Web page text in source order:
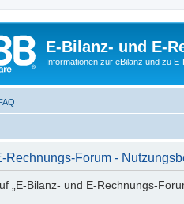
E-Bilanz- und E-
Informationen zur eBilanz und zu
Rechnungs-Forum -
„E-Bilanz- und E-Rechnungs-